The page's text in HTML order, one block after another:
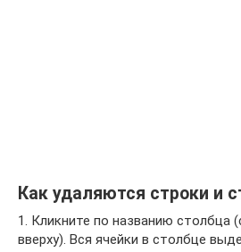
Как удаляются строки и
1. Кликните по названию столбца
вверху). Вся ячейки в столбце